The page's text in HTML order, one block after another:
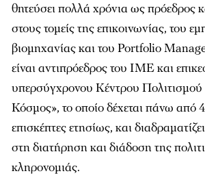
θητεύσει πολλά χρόνια ως πρόεδρος
στους τοµείς της επικοινωνίας, του
βιοµηχανίας και του Portfolio
είναι αντιπρόεδρος του ΙΜΕ και
υπερσύγχρονου Κέντρου Πολιτισµού
Κόσµος», το οποίο δέχεται πάνω από
επισκέπτες ετησίως, και
στη διατήρηση και διάδοση της
κληρονοµιάς.